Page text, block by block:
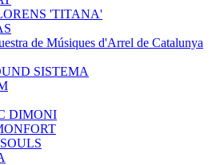
'TITANA'
de Músiques d'Arrel de Catalunya
SISTEMA
DIMONI